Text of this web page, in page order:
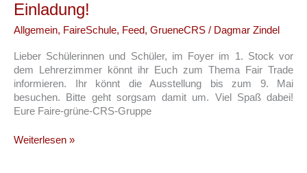
Einladung!
Allgemein, FaireSchule, Feed, GrueneCRS / Dagmar Zindel
Lieber Schülerinnen und Schüler, im Foyer im 1. Stock vor
dem Lehrerzimmer könnt ihr Euch zum Thema Fair Trade
informieren. Ihr könnt die Ausstellung bis zum 9. Mai
besuchen. Bitte geht sorgsam damit um. Viel Spaß dabei!
Eure Faire-grüne-CRS-Gruppe
Fair-
Weiterlesen »